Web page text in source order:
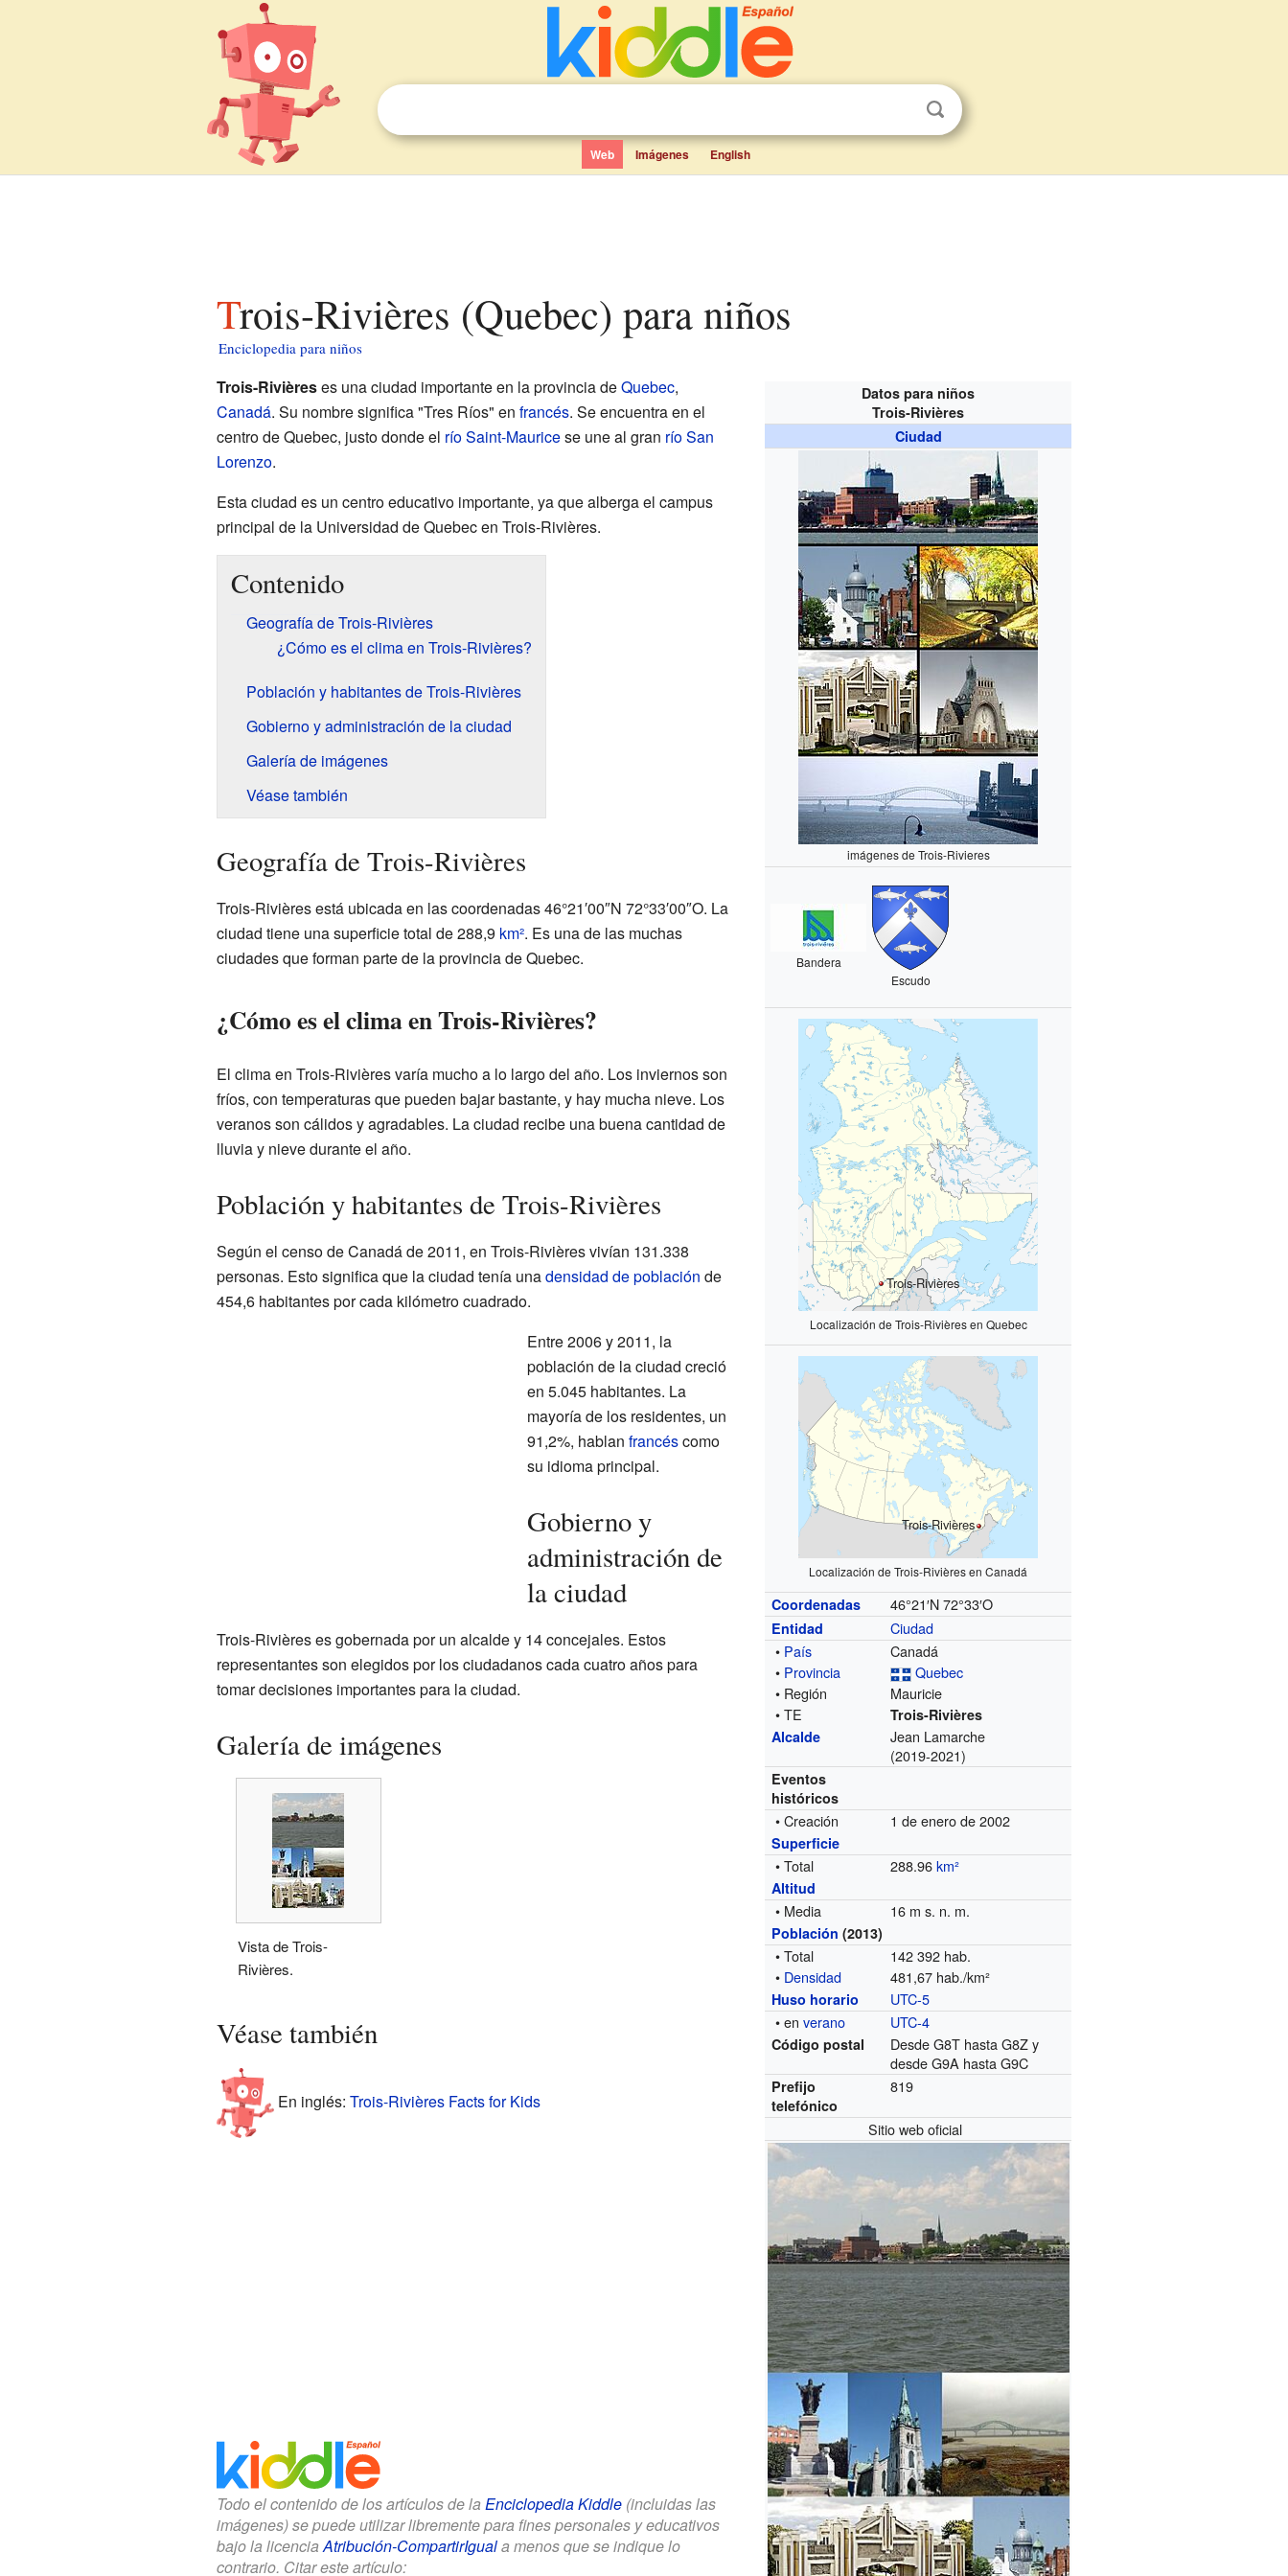
Web Imágenes English
Trois-Rivières (Quebec) para niños
Enciclopedia para niños
Datos para niños
Trois‑Rivières
Ciudad
imágenes de Trois-Rivieres
Bandera
Escudo
Trois‑Rivières
Localización de Trois‑Rivières en Quebec
Trois‑Rivières
Localización de Trois‑Rivières en Canadá
Coordenadas 46°21′N 72°33′O
Entidad
Ciudad
• País
Canadá
• Provincia
Quebec
• Región
Mauricie
• TE
Trois-Rivières
Alcalde
Jean Lamarche
(2019-2021)
Eventos
históricos
• Creación 1 de enero de 2002
Superficie
• Total 288.96km²
Altitud
• Media 16 m s. n. m.
Población (2013)
• Total
142 392 hab.
• Densidad 481,67 hab./km²
Huso horario
UTC-5
• enverano UTC-4
Código postal
Desde G8T hasta G8Z y
desde G9A hasta G9C
Prefijo
telefónico
819
Sitio web oficial
Trois-Rivièreses una ciudad importante en la provincia deQuebec,
Canadá. Su nombre significa "Tres Ríos" en francés. Se encuentra en el
centro de Quebec, justo donde el río Saint-Mauricese une al gran río San
Lorenzo.
Esta ciudad es un centro educativo importante, ya que alberga el campus
principal de la Universidad de Quebec en Trois-Rivières.
Contenido
Geografía de Trois-Rivières
¿Cómo es el clima en Trois-Rivières?
Población y habitantes de Trois-Rivières
Gobierno y administración de la ciudad
Galería de imágenes
Véase también
Geografía de Trois-Rivières
Trois-Rivières está ubicada en las coordenadas46°21′00″N 72°33′00″O. La
ciudad tiene una superficie total de 288,9 km². Es una de las muchas
ciudades que forman parte de la provincia de Quebec.
¿Cómo es el clima en Trois-Rivières?
El clima en Trois-Rivières varía mucho a lo largo del año. Los inviernos son
fríos, con temperaturas que pueden bajar bastante, y hay mucha nieve. Los
veranos son cálidos y agradables. La ciudad recibe una buena cantidad de
lluvia y nieve durante el año.
Población y habitantes de Trois-Rivières
Según el censo de Canadá de 2011, en Trois-Rivières vivían 131.338
personas. Esto significa que la ciudad tenía unadensidad de población de
454,6 habitantes por cada kilómetro cuadrado.
Entre 2006 y 2011, la
población de la ciudad creció
en 5.045 habitantes. La
mayoría de los residentes, un
91,2%, hablan francéscomo
su idioma principal.
Gobierno y
administración de
la ciudad
Trois-Rivières es gobernada por un alcalde y 14 concejales. Estos
representantes son elegidos por los ciudadanos cada cuatro años para
tomar decisiones importantes para la ciudad.
Galería de imágenes
Vista de Trois-
Rivières.
Véase también
En inglés: Trois-Rivières Facts for Kids
Todo el contenido de los artículos de la Enciclopedia Kiddle(incluidas las
imágenes) se puede utilizar libremente para fines personales y educativos
bajo la licencia Atribución-CompartirIguala menos que se indique lo
contrario. Citar este artículo: